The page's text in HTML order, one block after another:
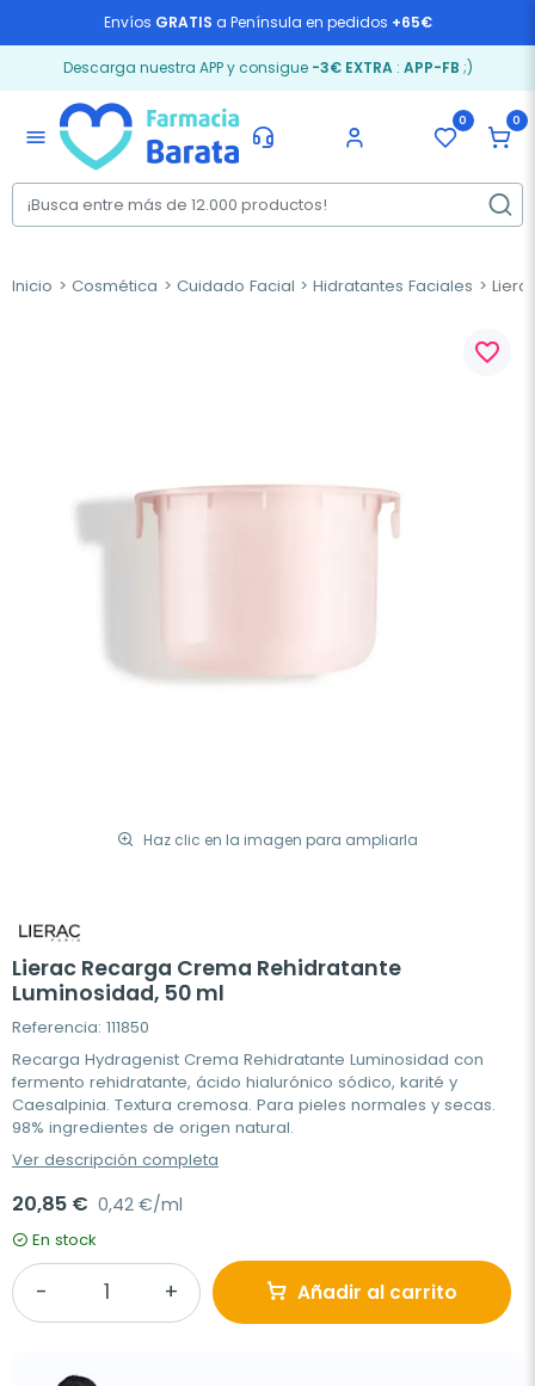
Envíos GRATIS a Península en pedidos +65€
Descarga nuestra APP y consigue -3€ EXTRA: APP-FB ;)
menu
0 0
Inicio Cosmética Cuidado Facial Hidratantes Faciales
Haz clic en la imagen para ampliarla
favorite_border
Lierac Recarga Crema Rehidratante
Luminosidad, 50 ml
Referencia: 111850
Recarga Hydragenist Crema Rehidratante Luminosidad con
fermento rehidratante, ácido hialurónico sódico, karité y
Caesalpinia. Textura cremosa. Para pieles normales y secas.
98% ingredientes de origen natural.
Ver descripción completa
20,85 € 0,42 €/ml
En stock
Añadir al carrito